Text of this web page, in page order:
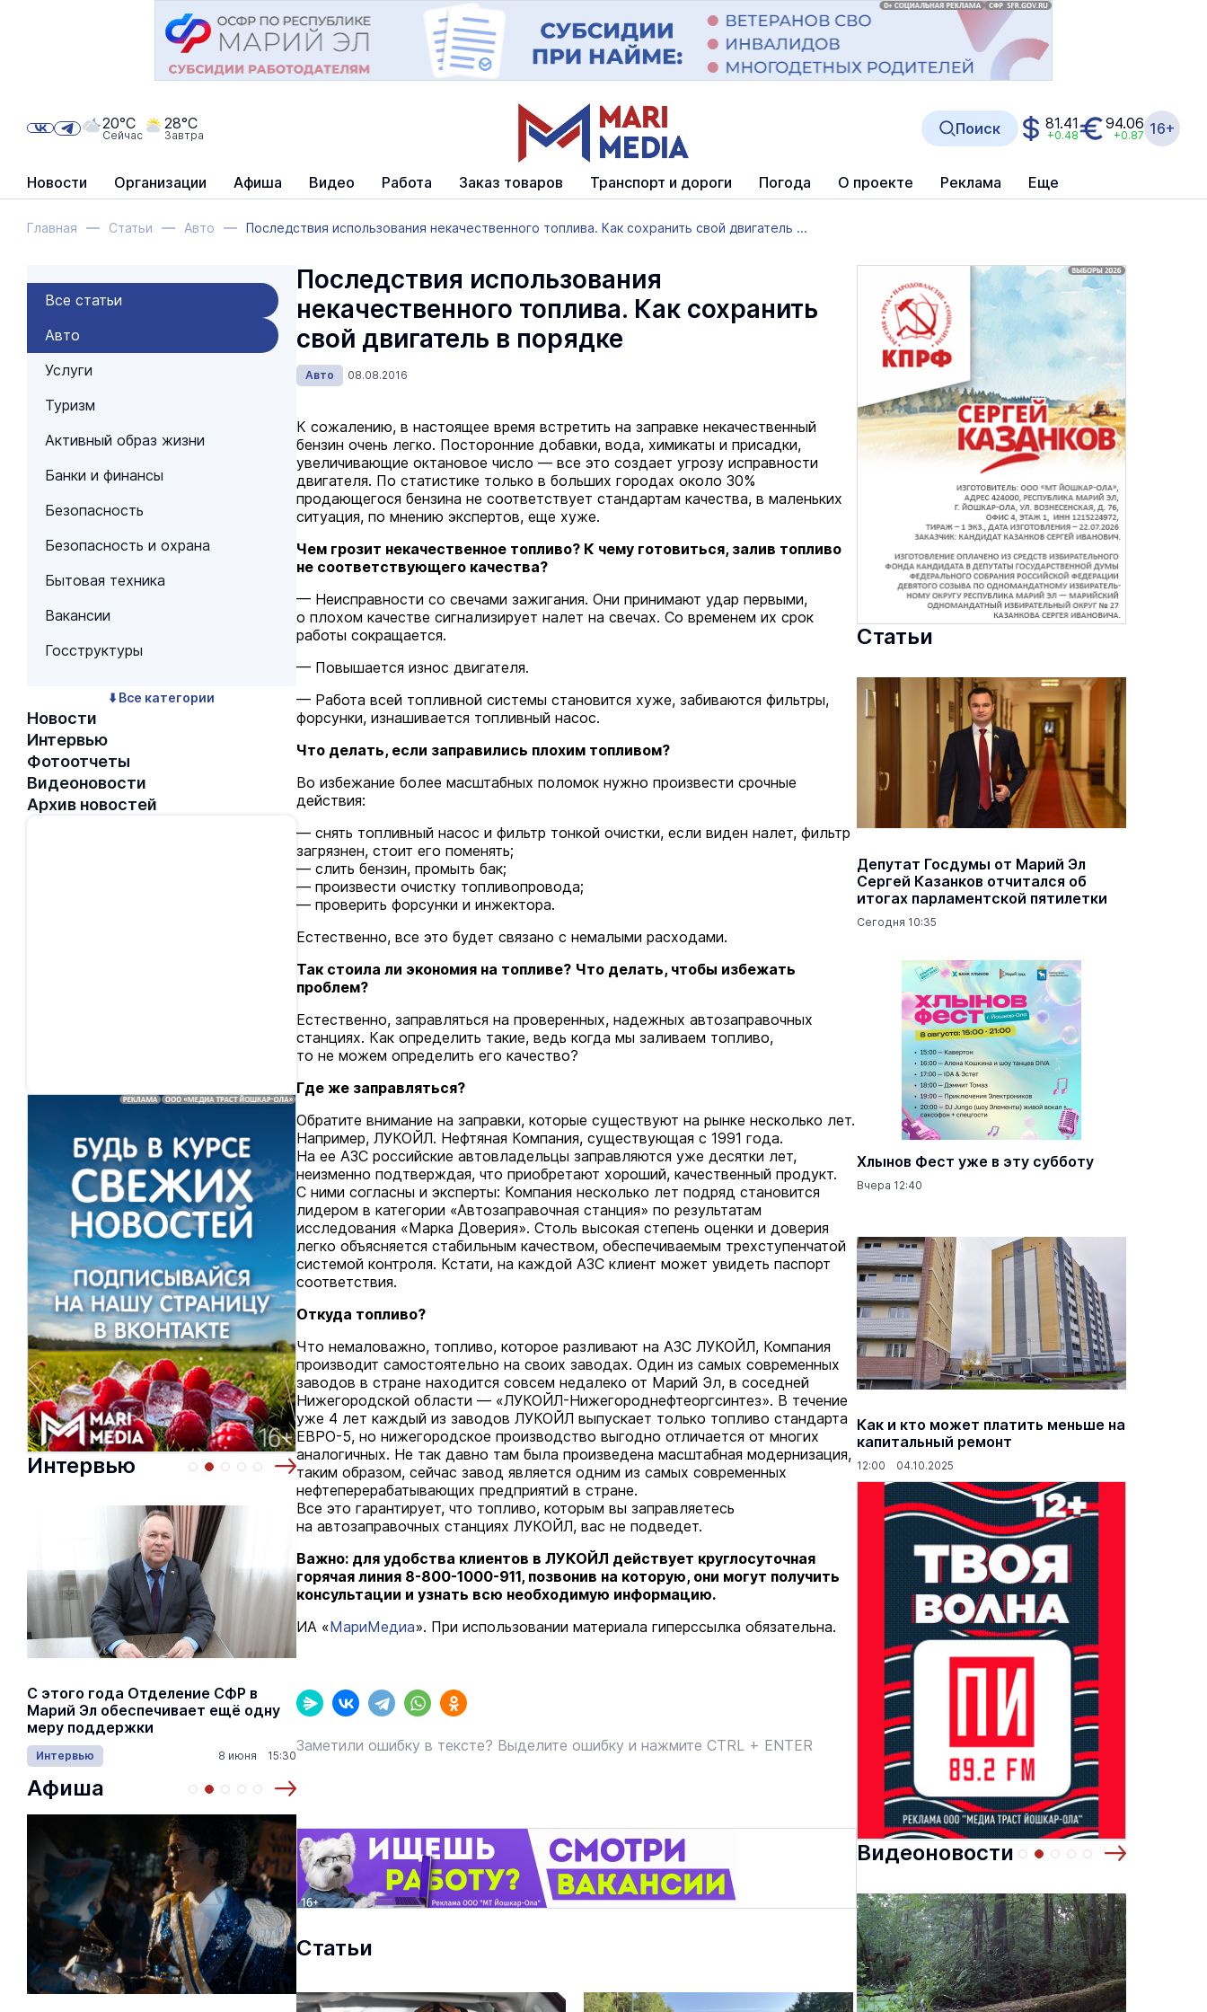
Новости Организации Афиша Видео Работа Заказ товаров Транспорт и дороги Погода О проекте Реклама Еще
20°C
Сейчас
28°C
Завтра Поиск 81.41
+0.48
94.06
+0.87 16+
Главная Статьи Авто Последствия использования некачественного топлива. Как сохранить свой двигатель ...
Все статьи
Авто
Услуги
Туризм
Активный образ жизни
Банки и финансы
Безопасность
Безопасность и охрана
Бытовая техника
Вакансии
Госструктуры
⬇️ Все категории
Новости
Интервью
Фотоотчеты
Видеоновости
Архив новостей
Интервью
С этого года Отделение СФР в
Марий Эл обеспечивает ещё одну
меру поддержки
Интервью 8 июня 15:30
Алексей Ямаев о премьере в театре
Шкетана: «Для меня не бывает
18 марта 11:05
Как узнать на законных основаниях,
Интервью 16 марта 17:00
Василий Дубровин: как продлить
мужское долголетие
Здоровье и медицина 19 февраля 15:55
Афиша
Последствия использования
некачественного топлива. Как сохранить
свой двигатель в порядке
Авто 08.08.2016
К сожалению, в настоящее время встретить на заправке некачественный
бензин очень легко. Посторонние добавки, вода, химикаты и присадки,
увеличивающие октановое число — все это создает угрозу исправности
двигателя. По статистике только в больших городах около 30%
продающегося бензина не соответствует стандартам качества, в маленьких
ситуация, по мнению экспертов, еще хуже.
Чем грозит некачественное топливо? К чему готовиться, залив топливо
не соответствующего качества?
— Неисправности со свечами зажигания. Они принимают удар первыми,
о плохом качестве сигнализирует налет на свечах. Со временем их срок
работы сокращается.
— Повышается износ двигателя.
— Работа всей топливной системы становится хуже, забиваются фильтры,
форсунки, изнашивается топливный насос.
Что делать, если заправились плохим топливом?
Во избежание более масштабных поломок нужно произвести срочные
действия:
— снять топливный насос и фильтр тонкой очистки, если виден налет, фильтр
загрязнен, стоит его поменять;
— слить бензин, промыть бак;
— произвести очистку топливопровода;
— проверить форсунки и инжектора.
Естественно, все это будет связано с немалыми расходами.
Так стоила ли экономия на топливе? Что делать, чтобы избежать
проблем?
Естественно, заправляться на проверенных, надежных автозаправочных
станциях. Как определить такие, ведь когда мы заливаем топливо,
то не можем определить его качество?
Где же заправляться?
Обратите внимание на заправки, которые существуют на рынке несколько лет.
Например, ЛУКОЙЛ. Нефтяная Компания, существующая с 1991 года.
На ее АЗС российские автовладельцы заправляются уже десятки лет,
неизменно подтверждая, что приобретают хороший, качественный продукт.
С ними согласны и эксперты: Компания несколько лет подряд становится
лидером в категории «Автозаправочная станция» по результатам
исследования «Марка Доверия». Столь высокая степень оценки и доверия
легко объясняется стабильным качеством, обеспечиваемым трехступенчатой
системой контроля. Кстати, на каждой АЗС клиент может увидеть паспорт
соответствия.
Откуда топливо?
Что немаловажно, топливо, которое разливают на АЗС ЛУКОЙЛ, Компания
производит самостоятельно на своих заводах. Один из самых современных
заводов в стране находится совсем недалеко от Марий Эл, в соседней
Нижегородской области — «ЛУКОЙЛ-Нижегороднефтеоргсинтез». В течение
уже 4 лет каждый из заводов ЛУКОЙЛ выпускает только топливо стандарта
ЕВРО-5, но нижегородское производство выгодно отличается от многих
аналогичных. Не так давно там была произведена масштабная модернизация,
таким образом, сейчас завод является одним из самых современных
нефтеперерабатывающих предприятий в стране.
Все это гарантирует, что топливо, которым вы заправляетесь
на автозаправочных станциях ЛУКОЙЛ, вас не подведет.
Важно: для удобства клиентов в ЛУКОЙЛ действует круглосуточная
горячая линия 8-800-1000-911, позвонив на которую, они могут получить
консультации и узнать всю необходимую информацию.
ИА «МариМедиа». При использовании материала гиперссылка обязательна.
Заметили ошибку в тексте? Выделите ошибку и нажмите CTRL + ENTER
Статьи
Статьи
Депутат Госдумы от Марий Эл
Сергей Казанков отчитался об
итогах парламентской пятилетки
Сегодня 10:35
Хлынов Фест уже в эту субботу
Вчера 12:40
Как и кто может платить меньше на
капитальный ремонт
12:00 04.10.2025
Видеоновости